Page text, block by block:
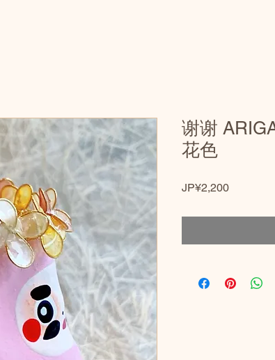
谢谢
花色
JP¥2,200價